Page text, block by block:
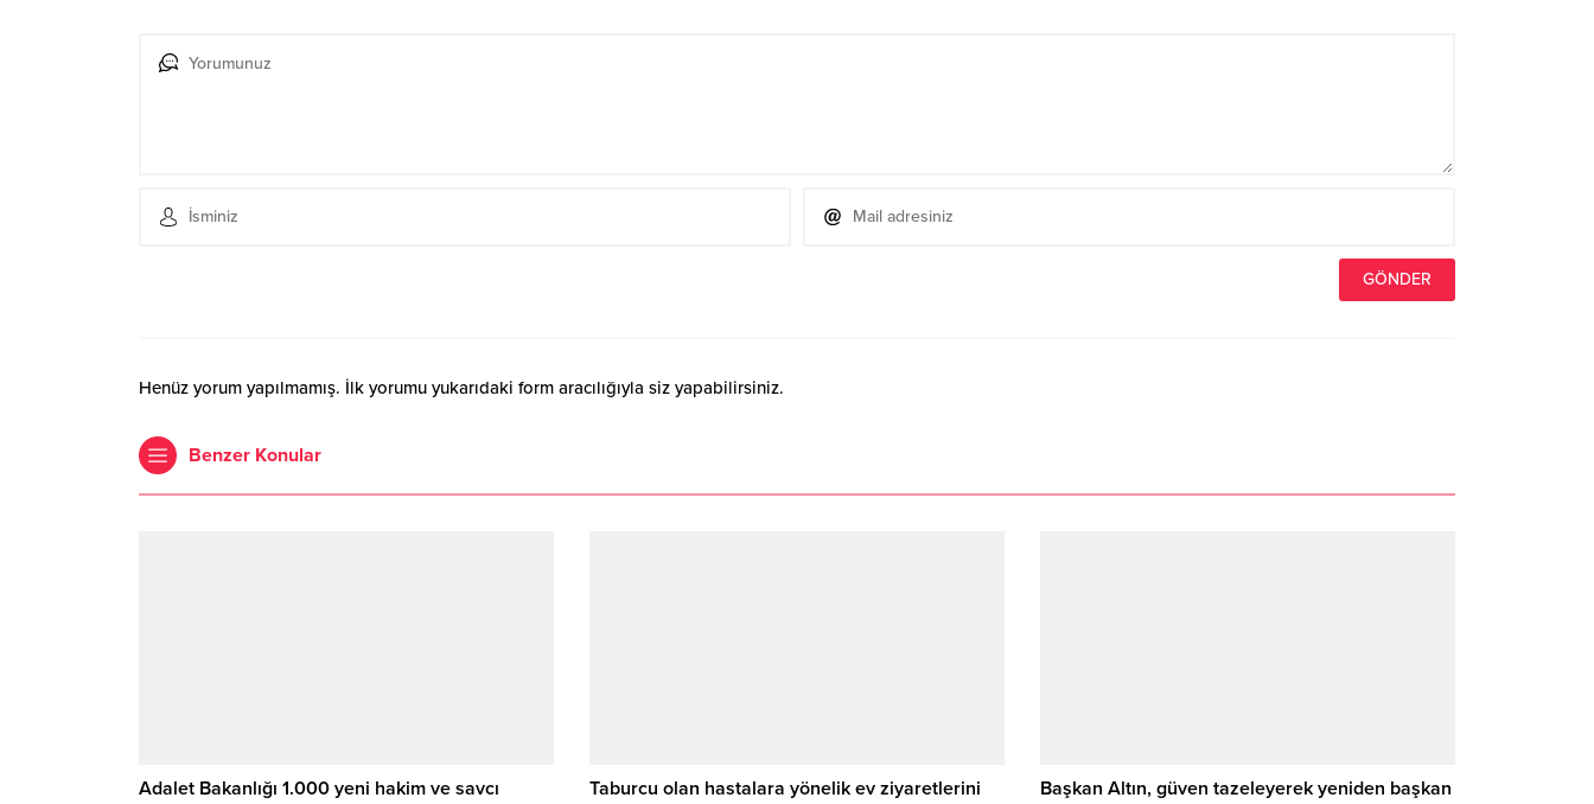
Henüz yorum yapılmamış. İlk yorumu yukarıdaki form aracılığıyla siz yapabilirsiniz.
Benzer Konular
Adalet Bakanlığı 1.000 yeni hakim ve savcı
Taburcu olan hastalara yönelik ev ziyaretlerini
Başkan Altın, güven tazeleyerek yeniden başkan